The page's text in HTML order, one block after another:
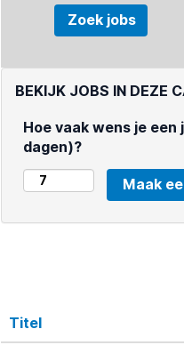
BEKIJK JOBS IN DEZE
Hoe vaak wens je
dagen)?
Titel